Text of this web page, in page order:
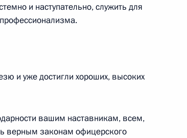
области Андреем
3
и наступательно, служить для
и уже достигли хороших, высоких
вашим наставникам, всем,
верным законам офицерского